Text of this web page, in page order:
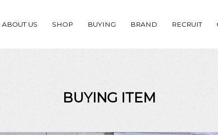
ABOUT US SHOP BUYING BRAND RECRUIT
BUYING ITEM